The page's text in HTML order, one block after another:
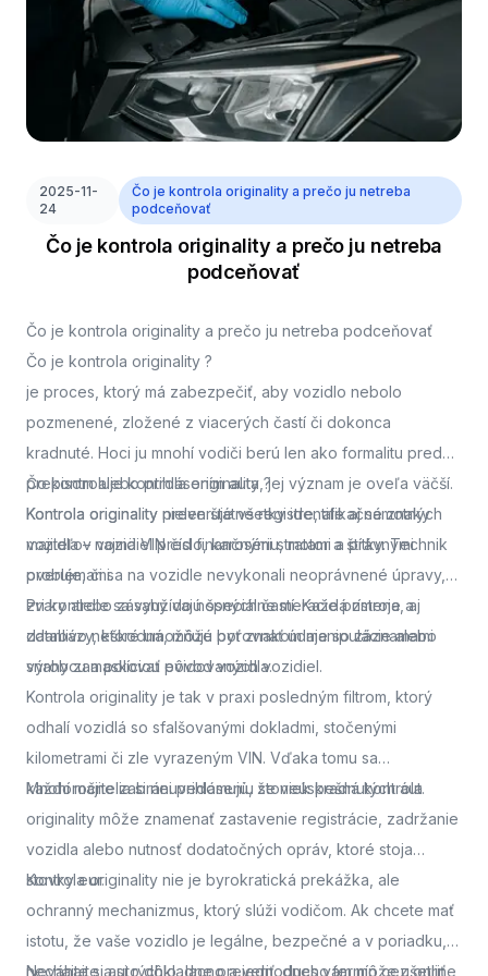
2025-11-
24
Čo je kontrola originality a prečo ju netreba
podceňovať
Čo je kontrola originality a prečo ju netreba
podceňovať
Čo je kontrola originality a prečo ju netreba podceňovať
Čo je kontrola originality ?
je proces, ktorý má zabezpečiť, aby vozidlo nebolo
pozmenené, zložené z viacerých častí či dokonca
kradnuté. Hoci ju mnohí vodiči berú len ako formalitu pred
prepisom alebo prihlásením auta, jej význam je oveľa väčší.
Kontrola originality nielen štátne registre, ale aj samotných
majiteľov vozidiel pred finančnými stratami a právnymi
problémami.
Čo kontroluje kontrola originality ?
Kontrola originality preveruje všetky identifikačné znaky
vozidla – najmä VIN číslo, karosériu, motor a štítky. Technik
overuje, či sa na vozidle nevykonali neoprávnené úpravy,
zvary alebo zásahy do nosných častí. Každá zmena, aj
zdanlivo neškodná, môže byť znakom manipulácie alebo
snahy zamaskovať pôvod vozidla.
Pri kontrole sa využívajú špeciálne meracie prístroje a
databázy, ktoré umožňujú porovnať údaje so záznamami
výrobcu a políciou evidovaných vozidiel.
Kontrola originality je tak v praxi posledným filtrom, ktorý
odhalí vozidlá so sfalšovanými dokladmi, stočenými
kilometrami či zle vyrazeným VIN. Vďaka tomu sa
každoročne zabráni prihláseniu stoviek kradnutých áut.
Mnohí majitelia si neuvedomujú, že neúspešná kontrola
originality môže znamenať zastavenie registrácie, zadržanie
vozidla alebo nutnosť dodatočných opráv, ktoré stoja
stovky eur.
Kontrola originality nie je byrokratická prekážka, ale
ochranný mechanizmus, ktorý slúži vodičom. Ak chcete mať
istotu, že vaše vozidlo je legálne, bezpečné a v poriadku,
nechajte si auto dôkladne preveriť.dnes vám môže ušetriť
Neváhajte asi rýchlo, lacno a jednoducho termín cez online